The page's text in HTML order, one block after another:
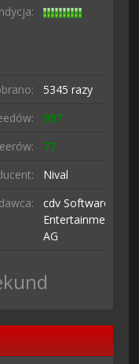
5345 razy
997
77
Nival
cdv Software
Entertainment
AG